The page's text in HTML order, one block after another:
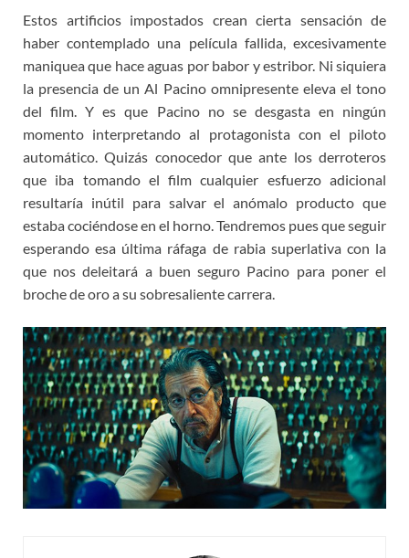
Estos artificios impostados crean cierta sensación de
haber contemplado una película fallida, excesivamente
maniquea que hace aguas por babor y estribor. Ni siquiera
la presencia de un Al Pacino omnipresente eleva el tono
del film. Y es que Pacino no se desgasta en ningún
momento interpretando al protagonista con el piloto
automático. Quizás conocedor que ante los derroteros
que iba tomando el film cualquier esfuerzo adicional
resultaría inútil para salvar el anómalo producto que
estaba cociéndose en el horno. Tendremos pues que seguir
esperando esa última ráfaga de rabia superlativa con la
que nos deleitará a buen seguro Pacino para poner el
broche de oro a su sobresaliente carrera.